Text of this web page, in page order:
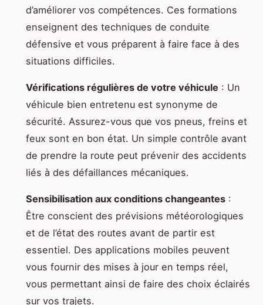
d’améliorer vos compétences. Ces formations
enseignent des techniques de conduite
défensive et vous préparent à faire face à des
situations difficiles.
Vérifications régulières de votre véhicule : Un
véhicule bien entretenu est synonyme de
sécurité. Assurez-vous que vos pneus, freins et
feux sont en bon état. Un simple contrôle avant
de prendre la route peut prévenir des accidents
liés à des défaillances mécaniques.
Sensibilisation aux conditions changeantes :
Être conscient des prévisions météorologiques
et de l’état des routes avant de partir est
essentiel. Des applications mobiles peuvent
vous fournir des mises à jour en temps réel,
vous permettant ainsi de faire des choix éclairés
sur vos trajets.